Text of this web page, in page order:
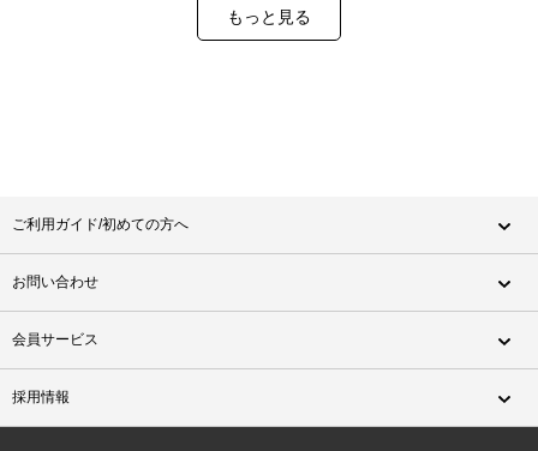
もっと見る
ご利用ガイド/初めての方へ
お問い合わせ
会員サービス
採用情報